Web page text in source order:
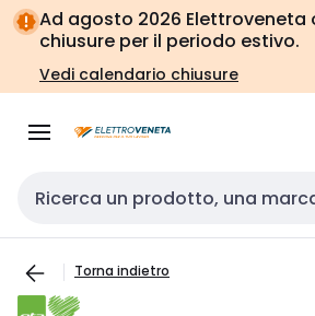
Vai alla
navigazione
Vai
alla
pagina
Ad agosto 2026 Elettroveneta
chiusure per il periodo estivo.
Vedi calendario chiusure
Cerca input
Torna indietro